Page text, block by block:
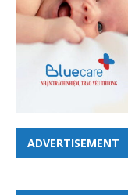
ADVERTISEMENT